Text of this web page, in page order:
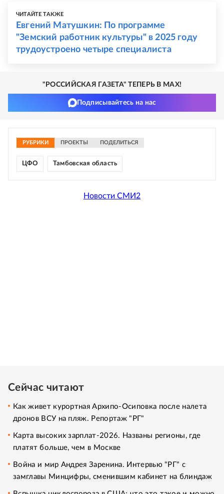
ЧИТАЙТЕ ТАКЖЕ
Евгений Матушкин: По программе
"Земский работник культуры" в 2025 году
трудоустроено четыре специалиста
"РОССИЙСКАЯ ГАЗЕТА" ТЕПЕРЬ В MAX!
Подписывайтесь на нас
РУБРИКИ ПРОЕКТЫ ПОДЕЛИТЬСЯ
ЦФО Тамбовская область
Новости СМИ2
Сейчас читают
Как живет курортная Архипо-Осиповка после налета
дронов ВСУ на пляж. Репортаж "РГ"
Карта высоких зарплат-2026. Названы регионы, где
платят больше, чем в Москве
Война и мир Андрея Заренина. Интервью "РГ" с
замглавы Минцифры, сменившим кабинет на блиндаж